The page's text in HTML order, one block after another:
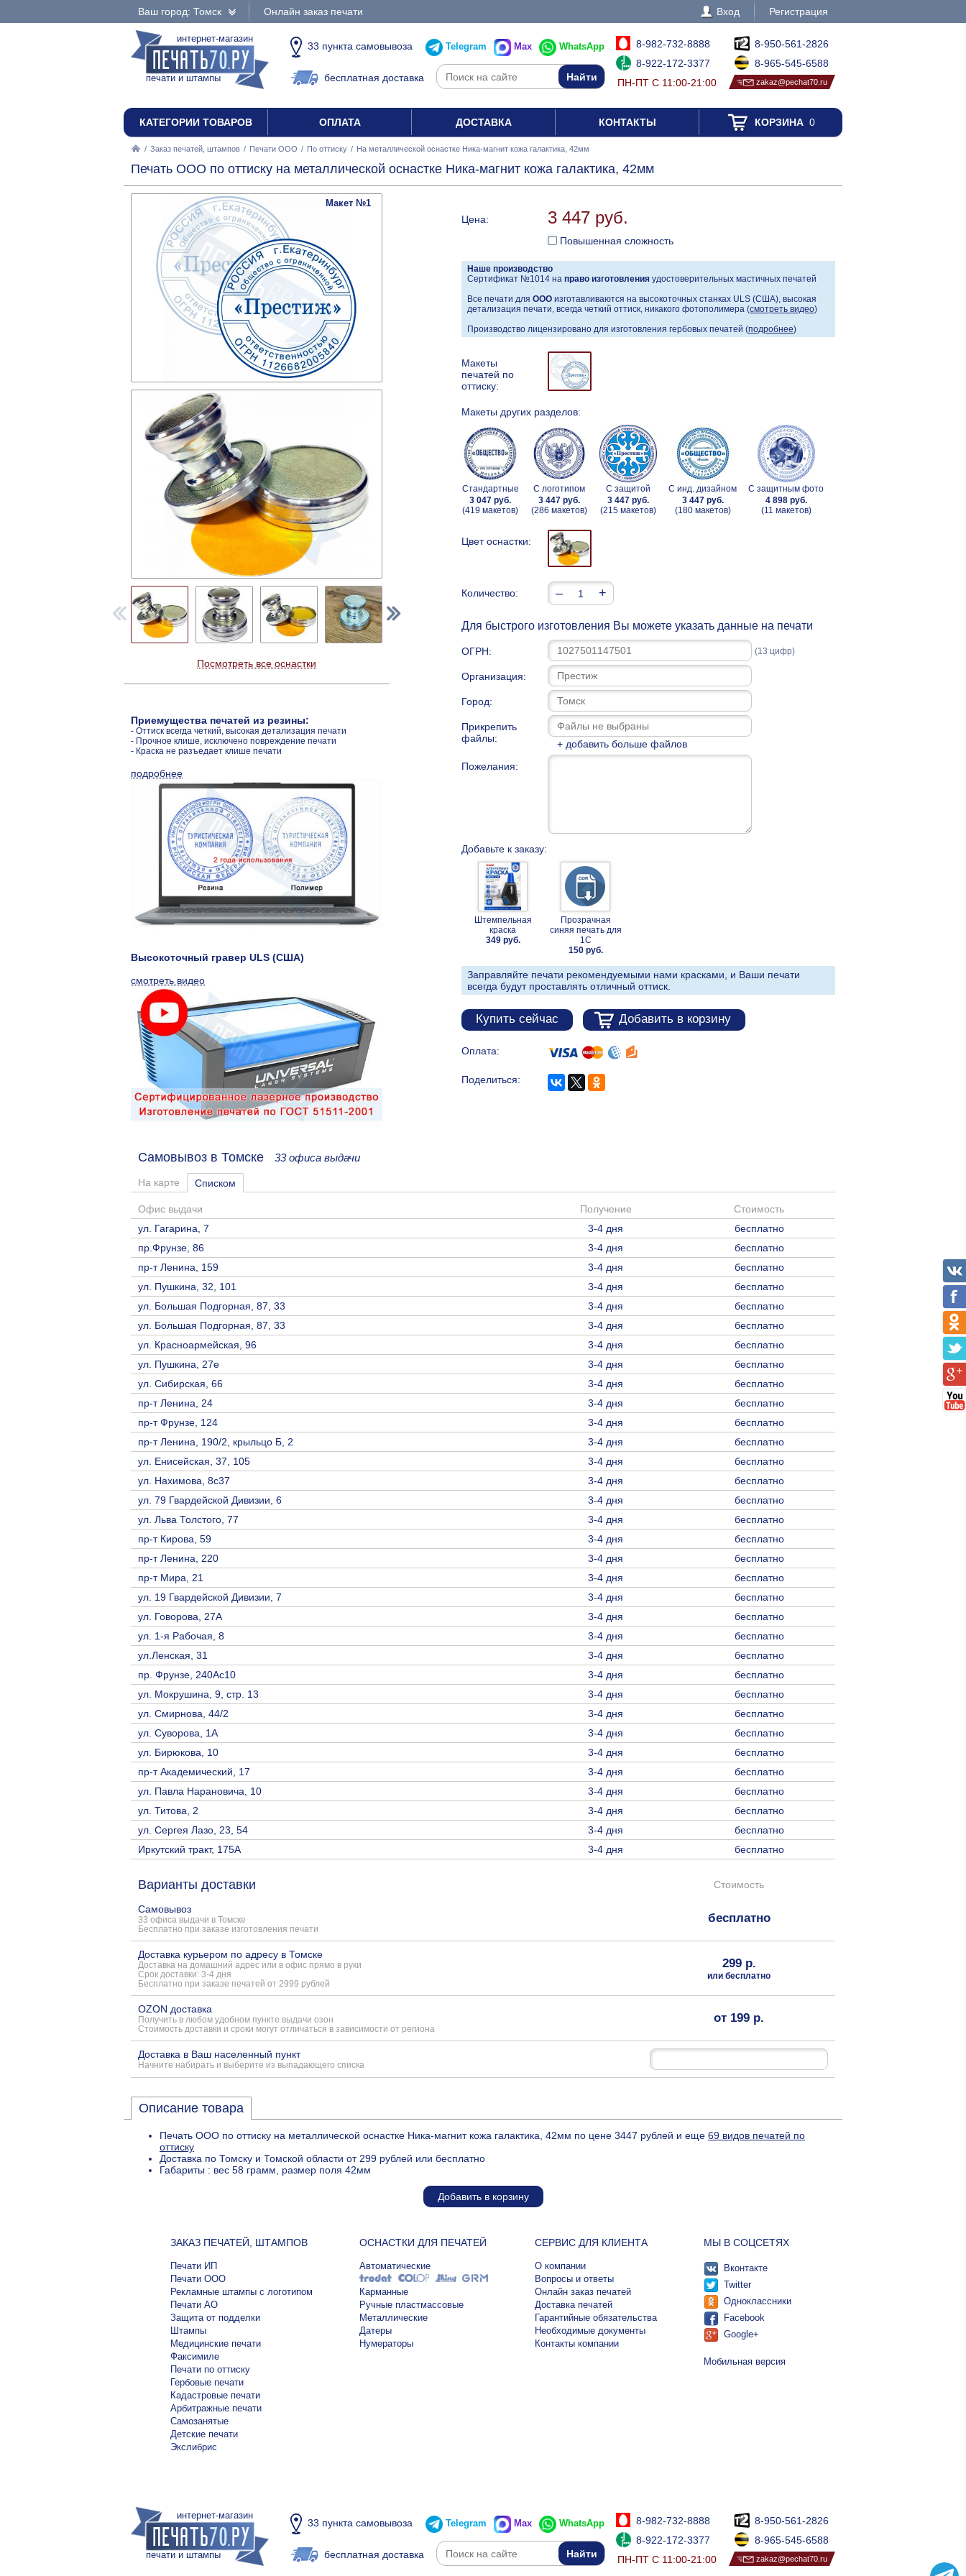
Ваш город: Томск Онлайн заказ печати Вход Регистрация
интернет-магазин
печати и штампы
33 пункта самовывоза
бесплатная доставка
Telegram Max WhatsApp
8-982-732-8888
8-922-172-3377
ПН-ПТ С 11:00-21:00
8-950-561-2826
8-965-545-6588
zakaz@pechat70.ru
КАТЕГОРИИ ТОВАРОВ ОПЛАТА ДОСТАВКА КОНТАКТЫ КОРЗИНА0
/ Заказ печатей, штампов / Печати ООО / По оттиску / На металлической оснастке Ника-магнит кожа галактика, 42мм
Печать ООО по оттиску на металлической оснастке Ника-магнит кожа галактика, 42мм
Цена: 3 447 руб.
Повышенная сложность
Наше производство
Сертификат №1014 на право изготовления удостоверительных мастичных печатей
Все печати для ООО изготавливаются на высокоточных станках ULS (США), высокая
детализация печати, всегда четкий оттиск, никакого фотополимера (смотреть видео)
Производство лицензировано для изготовления гербовых печатей (подробнее)
Макеты
печатей по
оттиску:
Макеты других разделов:
Стандартные
3 047 руб.
(419 макетов)
С логотипом
3 447 руб.
(286 макетов)
С защитой
3 447 руб.
(215 макетов)
С инд. дизайном
3 447 руб.
(180 макетов)
С защитным фото
4 898 руб.
(11 макетов)
Цвет оснастки:
Количество: – +
Для быстрого изготовления Вы можете указать данные на печати
ОГРН: (13 цифр)
Организация:
Город:
Прикрепить
файлы:
+ добавить больше файлов
Пожелания:
Добавьте к заказу:
Штемпельная
краска
349 руб.
Прозрачная
синяя печать для
1С
150 руб.
Заправляйте печати рекомендуемыми нами красками, и Ваши печати
всегда будут проставлять отличный оттиск.
Купить сейчас Добавить в корзину
Оплата:
Поделиться:
Макет №1
Посмотреть все оснастки
Приемущества печатей из резины:
- Оттиск всегда четкий, высокая детализация печати
- Прочное клише, исключено повреждение печати
- Краска не разъедает клише печати
подробнее
Высокоточный гравер ULS (США)
смотреть видео
Самовывоз в Томске 33 офиса выдачи
На карте Списком
Офис выдачи Получение
Стоимость
ул. Гагарина, 7
3-4 дня
бесплатно
пр.Фрунзе, 86
3-4 дня
бесплатно
пр-т Ленина, 159
3-4 дня
бесплатно
ул. Пушкина, 32, 101
3-4 дня
бесплатно
ул. Большая Подгорная, 87, 33
3-4 дня
бесплатно
ул. Большая Подгорная, 87, 33
3-4 дня
бесплатно
ул. Красноармейская, 96
3-4 дня
бесплатно
ул. Пушкина, 27е
3-4 дня
бесплатно
ул. Сибирская, 66
3-4 дня
бесплатно
пр-т Ленина, 24
3-4 дня
бесплатно
пр-т Фрунзе, 124
3-4 дня
бесплатно
пр-т Ленина, 190/2, крыльцо Б, 2
3-4 дня
бесплатно
ул. Енисейская, 37, 105
3-4 дня
бесплатно
ул. Нахимова, 8с37
3-4 дня
бесплатно
ул. 79 Гвардейской Дивизии, 6
3-4 дня
бесплатно
ул. Льва Толстого, 77
3-4 дня
бесплатно
пр-т Кирова, 59
3-4 дня
бесплатно
пр-т Ленина, 220
3-4 дня
бесплатно
пр-т Мира, 21
3-4 дня
бесплатно
ул. 19 Гвардейской Дивизии, 7
3-4 дня
бесплатно
ул. Говорова, 27А
3-4 дня
бесплатно
ул. 1-я Рабочая, 8
3-4 дня
бесплатно
ул.Ленская, 31
3-4 дня
бесплатно
пр. Фрунзе, 240Ас10
3-4 дня
бесплатно
ул. Мокрушина, 9, стр. 13
3-4 дня
бесплатно
ул. Смирнова, 44/2
3-4 дня
бесплатно
ул. Суворова, 1А
3-4 дня
бесплатно
ул. Бирюкова, 10
3-4 дня
бесплатно
пр-т Академический, 17
3-4 дня
бесплатно
ул. Павла Нарановича, 10
3-4 дня
бесплатно
ул. Титова, 2
3-4 дня
бесплатно
ул. Сергея Лазо, 23, 54
3-4 дня
бесплатно
Иркутский тракт, 175А
3-4 дня бесплатно
Варианты доставки Стоимость
Самовывоз
33 офиса выдачи в Томске
Бесплатно при заказе изготовления печати
бесплатно
Доставка курьером по адресу в Томске
Доставка на домашний адрес или в офис прямо в руки
Срок доставки: 3-4 дня
Бесплатно при заказе печатей от 2999 рублей
299 р.
или бесплатно
OZON доставка
Получить в любом удобном пункте выдачи озон
Стоимость доставки и сроки могут отличаться в зависимости от региона
от 199 р.
Доставка в Ваш населенный пункт
Начните набирать и выберите из выпадающего списка
Описание товара
Печать ООО по оттиску на металлической оснастке Ника-магнит кожа галактика, 42мм по цене 3447 рублей и еще 69 видов печатей по
оттиску
Доставка по Томску и Томской области от 299 рублей или бесплатно
Габариты : вес 58 грамм, размер поля 42мм
Добавить в корзину
ЗАКАЗ ПЕЧАТЕЙ, ШТАМПОВ
Печати ИП
Печати ООО
Рекламные штампы с логотипом
Печати АО
Защита от подделки
Штампы
Медицинские печати
Факсимиле
Печати по оттиску
Гербовые печати
Кадастровые печати
Арбитражные печати
Самозанятые
Детские печати
Экслибрис
ОСНАСТКИ ДЛЯ ПЕЧАТЕЙ
Автоматические
Карманные
Ручные пластмассовые
Металлические
Датеры
Нумераторы
СЕРВИС ДЛЯ КЛИЕНТА
О компании
Вопросы и ответы
Онлайн заказ печатей
Доставка печатей
Гарантийные обязательства
Необходимые документы
Контакты компании
МЫ В СОЦСЕТЯХ
Вконтакте
Twitter
Одноклассники
Facebook
Google+
Мобильная версия
интернет-магазин
печати и штампы
33 пункта самовывоза
бесплатная доставка
Telegram Max WhatsApp
8-982-732-8888
8-922-172-3377
ПН-ПТ С 11:00-21:00
8-950-561-2826
8-965-545-6588
zakaz@pechat70.ru